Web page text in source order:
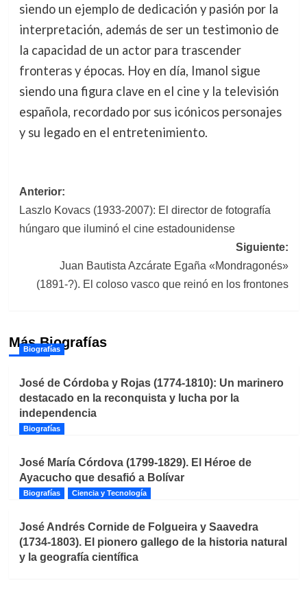
siendo un ejemplo de dedicación y pasión por la
interpretación, además de ser un testimonio de
la capacidad de un actor para trascender
fronteras y épocas. Hoy en día, Imanol sigue
siendo una figura clave en el cine y la televisión
española, recordado por sus icónicos personajes
y su legado en el entretenimiento.
Navegación
de
entradas
Anterior:
Laszlo Kovacs (1933-2007): El director de fotografía
húngaro que iluminó el cine estadounidense
Siguiente:
Juan Bautista Azcárate Egaña «Mondragonés»
(1891-?). El coloso vasco que reinó en los frontones
Más Biografías
Biografías
José de Córdoba y Rojas (1774-1810): Un marinero
destacado en la reconquista y lucha por la
independencia
Biografías
José María Córdova (1799-1829). El Héroe de
Ayacucho que desafió a Bolívar
Biografías Ciencia y Tecnología
José Andrés Cornide de Folgueira y Saavedra
(1734-1803). El pionero gallego de la historia natural
y la geografía científica